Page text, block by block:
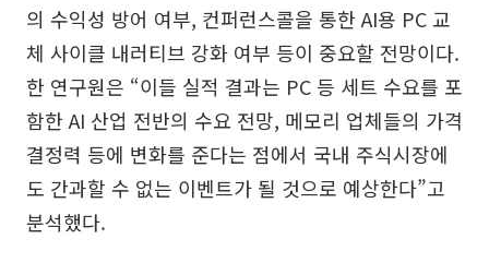
의 수익성 방어 여부, 컨퍼런스콜을 통한 AI용 PC 교
체 사이클 내러티브 강화 여부 등이 중요할 전망이다.
한 연구원은 “이들 실적 결과는 PC 등 세트 수요를 포
함한 AI 산업 전반의 수요 전망, 메모리 업체들의 가격
결정력 등에 변화를 준다는 점에서 국내 주식시장에
도 간과할 수 없는 이벤트가 될 것으로 예상한다”고
분석했다.